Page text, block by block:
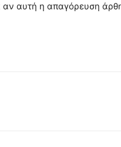
αυτή η απαγόρευση